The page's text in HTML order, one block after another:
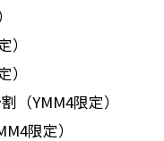
（YMM4限定）
限定）